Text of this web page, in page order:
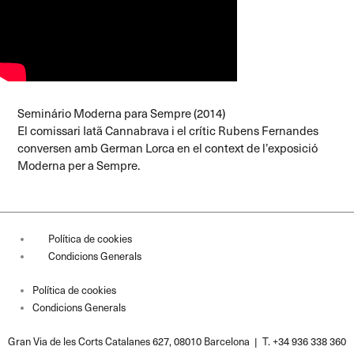
Seminário Moderna para Sempre (2014)
El comissari Iatã Cannabrava i el crític Rubens Fernandes
conversen amb German Lorca en el context de l’exposició
Moderna per a Sempre.
Política de cookies
Condicions Generals
Política de cookies
Condicions Generals
Gran Via de les Corts Catalanes 627, 08010 Barcelona | T. +34 936 338 360